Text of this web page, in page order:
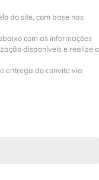
do site, com base nas
com as informações
disponíveis e realize o
entrega do convite via